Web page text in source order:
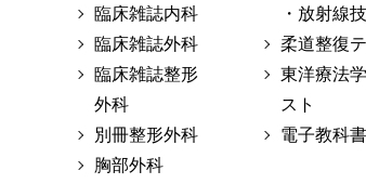
臨床雑誌内科
臨床雑誌外科
臨床雑誌整形
外科
別冊整形外科
胸部外科
・放射線
柔道整復
東洋療法
スト
電子教科